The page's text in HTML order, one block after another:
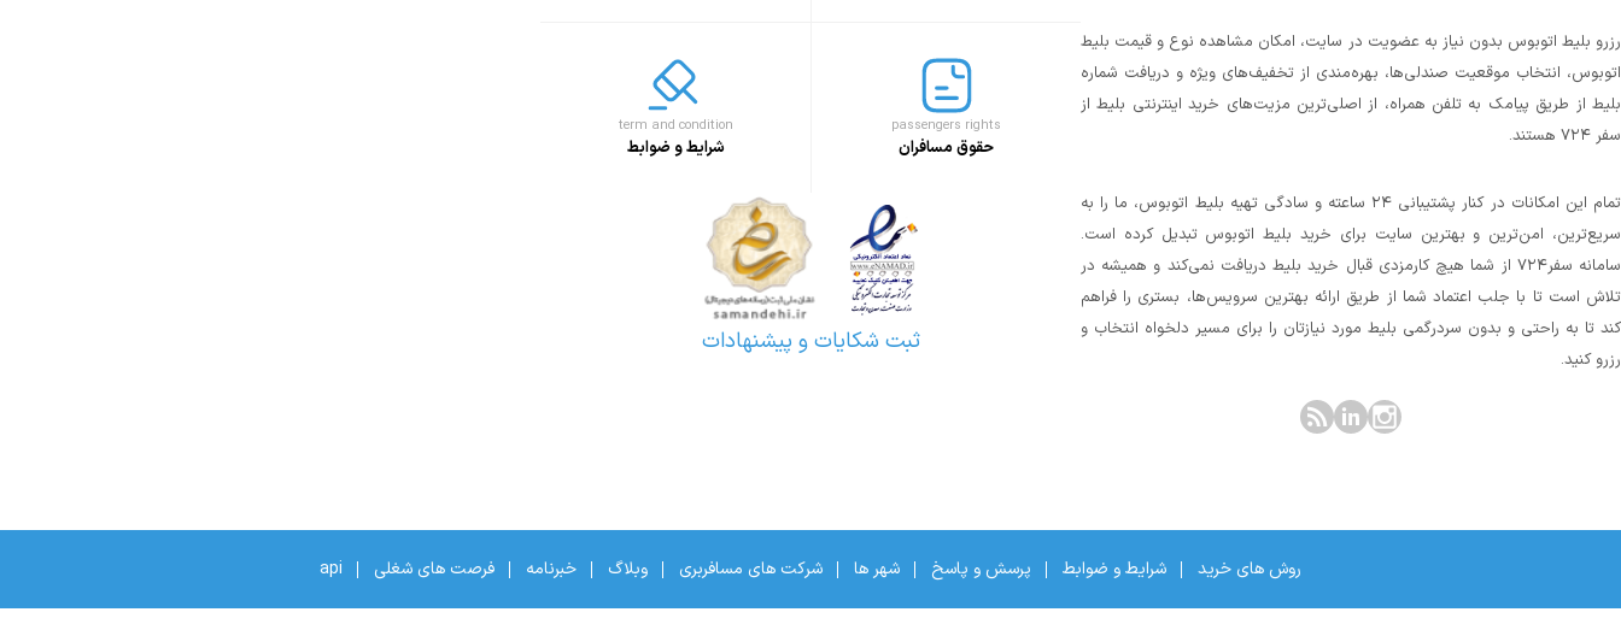
رزرو بلیط اتوبوس بدون نیاز به عضویت در سایت، امکان مشاهده نوع و قیمت بلیط
اتوبوس، انتخاب موقعیت صندلی‌ها، بهره‌مندی از تخفیف‌های ویژه و دریافت شماره‌
بلیط از طریق پیامک به تلفن همراه، از اصلی‌ترین مزیت‌های خرید اینترنتی بلیط از
سفر ۷۲۴ هستند.
تمام این امکانات در کنار پشتیبانی‌ ۲۴ ساعته و سادگی تهیه بلیط اتوبوس، ما را به
سریع‌ترین، امن‌ترین و بهترین سایت برای خرید بلیط اتوبوس تبدیل کرده است.
سامانه سفر۷۲۴ از شما هیچ کارمزدی قبال خرید بلیط دریافت نمی‌کند و همیشه در
تلاش است تا با جلب اعتماد شما از طریق ارائه بهترین سرویس‌ها، بستری را فراهم
کند تا به راحتی و بدون سردرگمی بلیط مورد نیازتان را برای مسیر دلخواه انتخاب و
رزرو کنید.
passengers rights
حقوق مسافران
term and condition
شرایط و ضوابط
ثبت شکایات و پیشنهادات
روش های خرید شرایط و ضوابط پرسش و پاسخ شهر ها شرکت های مسافربری وبلاگ خبرنامه فرصت های شغلی api